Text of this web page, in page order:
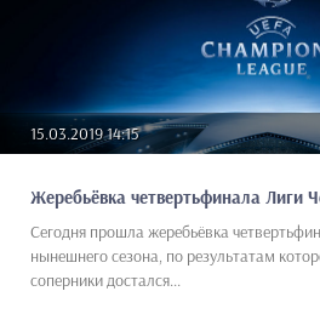
15.03.2019 14:15
Жеребьёвка четвертьфинала Лиги
Сегодня прошла жеребьёвка
нынешнего сезона, по результатам
соперники достался...